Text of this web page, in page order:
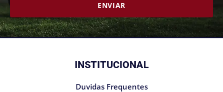
ENVIAR
INSTITUCIONAL
Duvidas Frequentes